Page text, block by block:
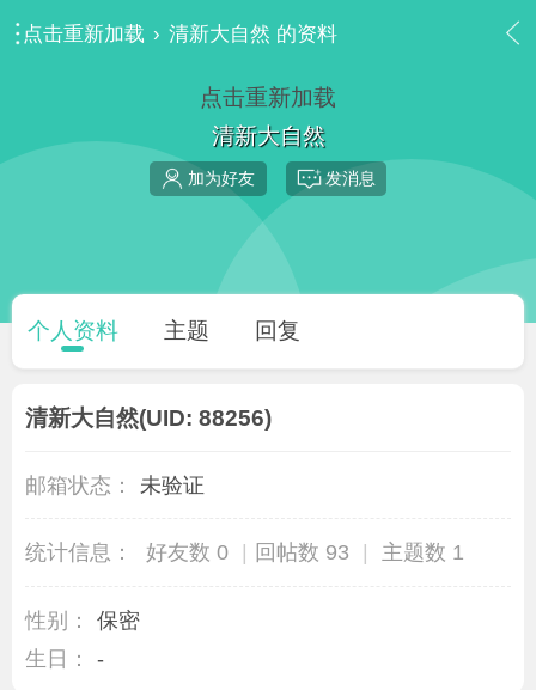
点击重新加载 › 清新大自然 的资料
点击重新加载
清新大自然
加为好友 发消息
个人资料 主题 回复
清新大自然(UID: 88256)
邮箱状态： 未验证
统计信息： 好友数 0 回帖数 93 主题数 1
性别：
保密
生日：
-